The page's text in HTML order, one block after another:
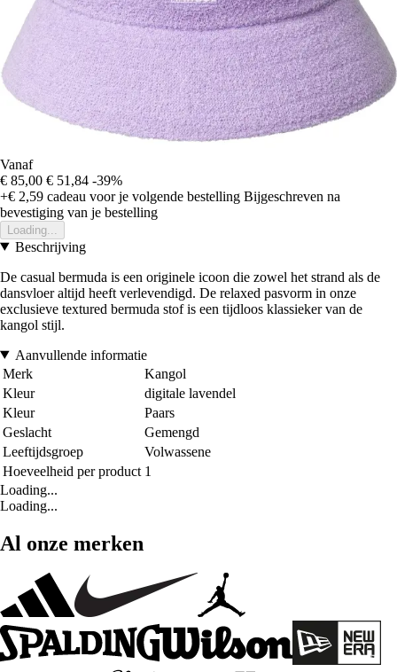
Vanaf
€ 85,00 € 51,84 -39%
+€ 2,59 cadeau voor je volgende bestelling Bijgeschreven na
bevestiging van je bestelling
Loading...
Beschrijving
De casual bermuda is een originele icoon die zowel het strand als de
dansvloer altijd heeft verlevendigd. De relaxed pasvorm in onze
exclusieve textured bermuda stof is een tijdloos klassieker van de
kangol stijl.
Aanvullende informatie
Merk
Kangol
Kleur
digitale lavendel
Kleur
Paars
Geslacht
Gemengd
Leeftijdsgroep
Volwassene
Hoeveelheid per product 1
Loading...
Loading...
Al onze merken